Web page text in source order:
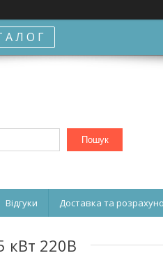
А Л О Г
Пошук
Відгуки Доставка та
кВт 220В